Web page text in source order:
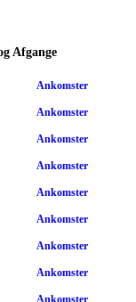
Afgange
Ankomster
Ankomster
Ankomster
Ankomster
Ankomster
Ankomster
Ankomster
Ankomster
Ankomster